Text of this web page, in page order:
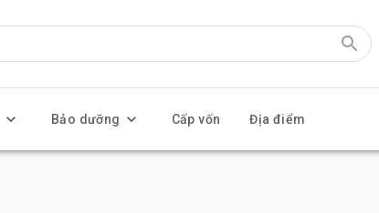
Bảo dưỡng Cấp vốn Địa điểm